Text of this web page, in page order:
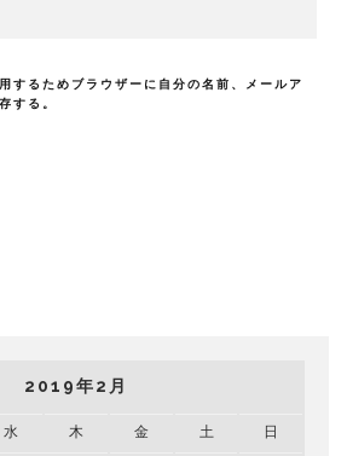
するためブラウザーに自分の名前、メールア
する。
2019年2月
水 木 金 土 日